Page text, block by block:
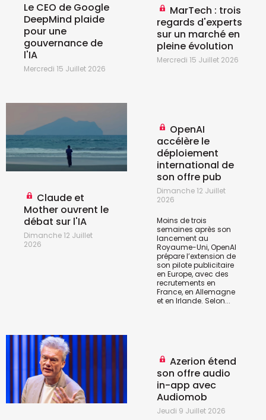
Le CEO de Google
DeepMind plaide
pour une
gouvernance de
l'IA
Mercredi 15 Juillet 2026
MarTech : trois
regards d'experts
sur un marché en
pleine évolution
Mercredi 15 Juillet 2026
Claude et
Mother ouvrent le
débat sur l'IA
Dimanche 12 Juillet
2026
OpenAI
accélère le
déploiement
international de
son offre pub
Dimanche 12 Juillet
2026
Moins de trois
semaines après son
lancement au
Royaume-Uni, OpenAI
prépare l’extension de
son pilote publicitaire
en Europe, avec des
recrutements en
France, en Allemagne
et en Irlande. Selon...
Azerion étend
son offre audio
in-app avec
Audiomob
Jeudi 9 Juillet 2026